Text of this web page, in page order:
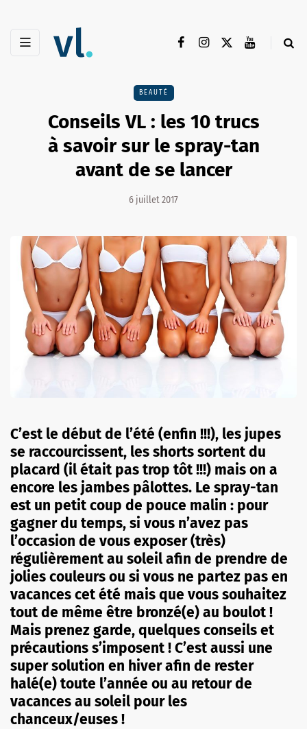
BEAUTÉ
Conseils VL : les 10 trucs
à savoir sur le spray-tan
avant de se lancer
6 juillet 2017
C’est le début de l’été (enfin !!!), les jupes
se raccourcissent, les shorts sortent du
placard (il était pas trop tôt !!!) mais on a
encore les jambes pâlottes. Le spray-tan
est un petit coup de pouce malin : pour
gagner du temps, si vous n’avez pas
l’occasion de vous exposer (très)
régulièrement au soleil afin de prendre de
jolies couleurs ou si vous ne partez pas en
vacances cet été mais que vous souhaitez
tout de même être bronzé(e) au boulot !
Mais prenez garde, quelques conseils et
précautions s’imposent ! C’est aussi une
super solution en hiver afin de rester
halé(e) toute l’année ou au retour de
vacances au soleil pour les
chanceux/euses !